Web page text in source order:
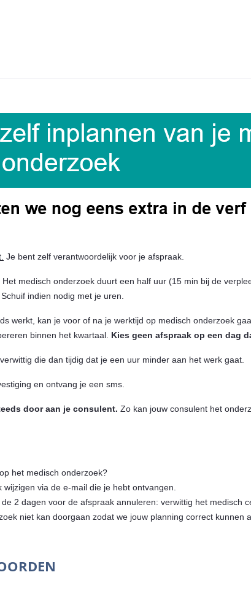
Je bent zelf verantwoordelijk voor je afspraak.
medisch onderzoek duurt een half uur (15 min bij de
indien nodig met je uren.
werkt, kan je voor of na je werktijd op medisch onderzoek
binnen het kwartaal. Kies geen afspraak op een dag
die dan tijdig dat je een uur minder aan het werk gaat.
en ontvang je een sms.
door aan je consulent. Zo kan jouw consulent het
het medisch onderzoek?
via de e-mail die je hebt ontvangen.
2 dagen voor de afspraak annuleren: verwittig het medisch
niet kan doorgaan zodat we jouw planning correct kunnen